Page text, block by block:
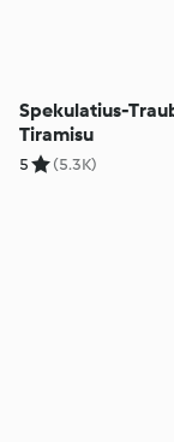
Spekulatius-
Tiramisu
5 (5.3K)